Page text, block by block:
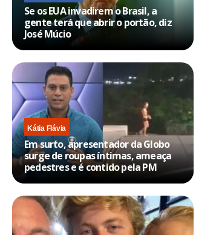
Se os EUA invadirem o Brasil, a
gente terá que abrir o portão, diz
José Múcio
Kátia Flávia
Em surto, apresentador da Globo
surge de roupas íntimas, ameaça
pedestres e é contido pela PM